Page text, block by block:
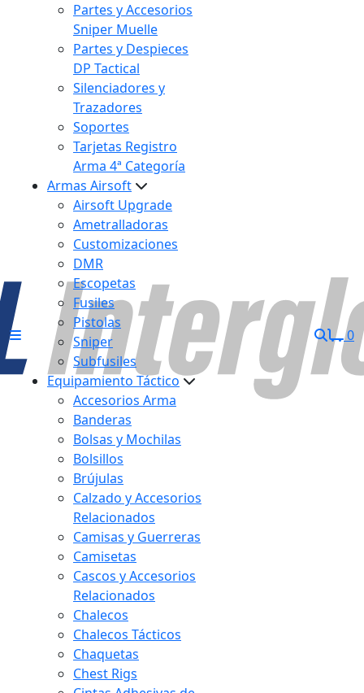
Partes y Accesorios
Sniper Muelle
Partes y Despieces
DP Tactical
Silenciadores y
Trazadores
Soportes
Tarjetas Registro
Arma 4ª Categoría
Armas Airsoft
Airsoft Upgrade
Ametralladoras
Customizaciones
DMR
Escopetas
Fusiles
Pistolas
Sniper
Subfusiles
Equipamiento Táctico
Accesorios Arma
Banderas
Bolsas y Mochilas
Bolsillos
Brújulas
Calzado y Accesorios
Relacionados
Camisas y Guerreras
Camisetas
Cascos y Accesorios
Relacionados
Chalecos
Chalecos Tácticos
Chaquetas
Chest Rigs
0